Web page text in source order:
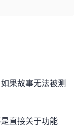
果故事无法被测
直接关于功能